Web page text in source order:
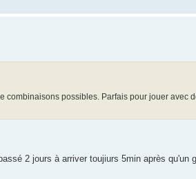
possibles. Parfais pour jouer avec
2 jours à arriver toujiurs 5min après qu'un